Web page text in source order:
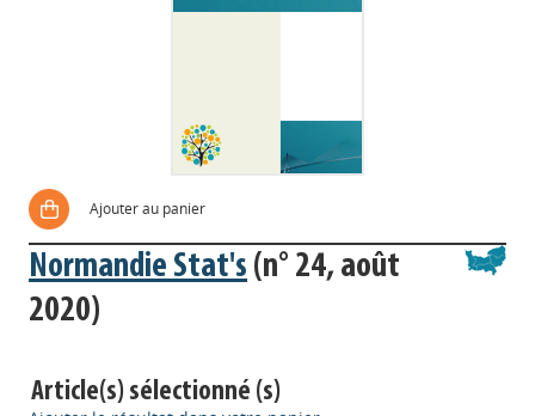
Ajouter au panier
Normandie Stat's (n° 24, août
2020)
Article(s) sélectionné (s)